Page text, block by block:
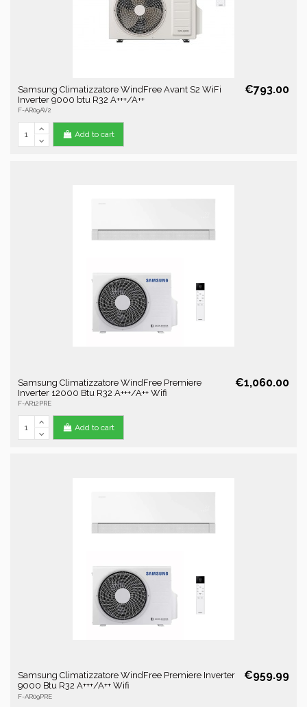
Samsung Climatizzatore WindFree Avant S2 WiFi
Inverter 9000 btu R32 A+++/A++
F-AR09AV2
€793.00
Add to cart
Samsung Climatizzatore WindFree Premiere
Inverter 12000 Btu R32 A+++/A++ Wifi
F-AR12PRE
€1,060.00
Add to cart
Samsung Climatizzatore WindFree Premiere Inverter
9000 Btu R32 A+++/A++ Wifi
F-AR09PRE
€959.99